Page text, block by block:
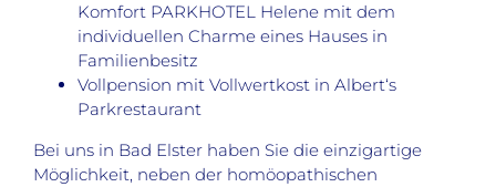
Komfort PARKHOTEL Helene mit dem
individuellen Charme eines Hauses in
Familienbesitz
Vollpension mit Vollwertkost in Albert‘s
Parkrestaurant
Bei uns in Bad Elster haben Sie die einzigartige
Möglichkeit, neben der homöopathischen